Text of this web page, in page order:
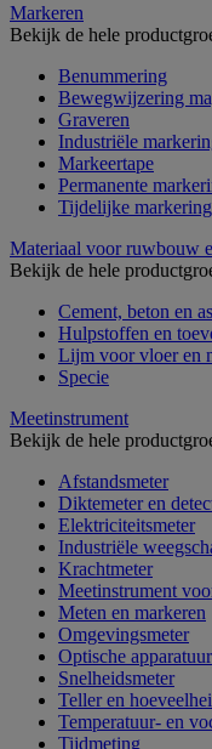
Markeren
Bekijk de hele
Benummering
Bewegwijzering
Graveren
Industriële
Markeertape
Permanente
Tijdelijke markering
Materiaal voor ruwbouw
Bekijk de hele
Cement, beton en
Hulpstoffen en
Lijm voor vloer en
Specie
Meetinstrument
Bekijk de hele
Afstandsmeter
Diktemeter en
Elektriciteitsmeter
Industriële
Krachtmeter
Meetinstrument
Meten en markeren
Omgevingsmeter
Optische apparatuur
Snelheidsmeter
Teller en
Temperatuur- en
Tijdmeting